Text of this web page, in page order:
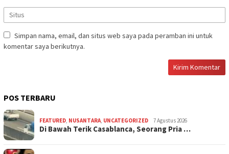
Simpan nama, email, dan situs web saya pada peramban ini untuk
komentar saya berikutnya.
POS TERBARU
FEATURED, NUSANTARA, UNCATEGORIZED 7 Agustus 2026
Di Bawah Terik Casablanca, Seorang Pria …